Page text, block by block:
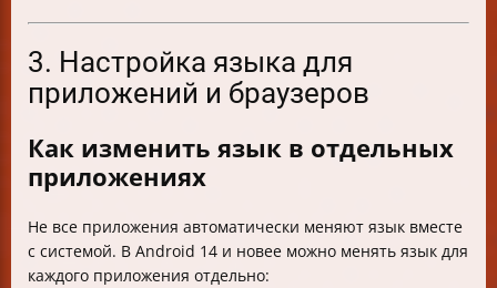
3. Настройка языка для
приложений и браузеров
Как изменить язык в отдельных
приложениях
Не все приложения автоматически меняют язык вместе
с системой. В Android 14 и новее можно менять язык для
каждого приложения отдельно: